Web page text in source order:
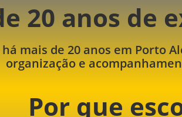
20 anos de
mais de 20 anos em Porto
organização e
Por que